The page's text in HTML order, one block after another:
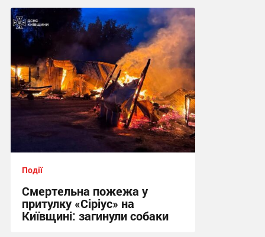
Події
Смертельна пожежа у
притулку «Сіріус» на
Київщині: загинули собаки